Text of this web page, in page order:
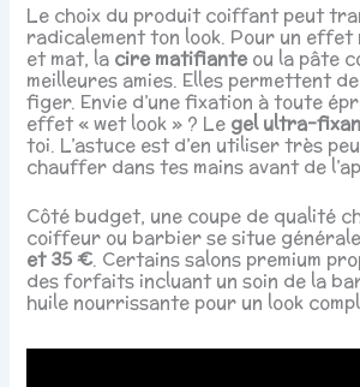
Le choix du produit coiffant peut
radicalement ton look. Pour un
et mat, la cire matifianteou la pâte
meilleures amies. Elles permettent
figer. Envie d’une fixation à toute
effet « wet look » ? Le gel ultra-
toi. L’astuce est d’en utiliser très
chauffer dans tes mains avant de
Côté budget, une coupe de qualité
coiffeur ou barbier se situe
et 35 €. Certains salons premium
des forfaits incluant un soin de la
huile nourrissante pour un look